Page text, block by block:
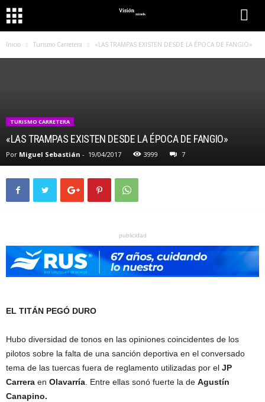
Inicio Turismo Carretera «LAS TRAMPAS EXISTEN DESDE LA ÉPOCA DE FANGIO»
TURISMO CARRETERA
«LAS TRAMPAS EXISTEN DESDE LA ÉPOCA DE FANGIO»
Por Miguel Sebastián - 19/04/2017 3999 7
publicidad
EL TITÁN PEGÓ DURO
Hubo diversidad de tonos en las opiniones coincidentes de los
pilotos sobre la falta de una sanción deportiva en el conversado
tema de las tuercas fuera de reglamento utilizadas por el JP
Carrera en Olavarría . Entre ellas sonó fuerte la de Agustín
Canapino.